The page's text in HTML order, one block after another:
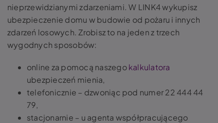
nieprzewidzianymi zdarzeniami. W LINK4 wykupisz
ubezpieczenie domu w budowie od pożaru i innych
zdarzeń losowych. Zrobisz to na jeden z trzech
wygodnych sposobów:
online za pomocą naszegokalkulatora
ubezpieczeń mienia,
telefonicznie – dzwoniąc pod numer 22 444 44
79,
stacjonarnie – u agenta współpracującego